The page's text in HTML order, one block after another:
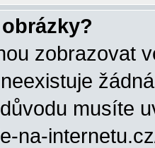
zobrazovat
musíte
na-